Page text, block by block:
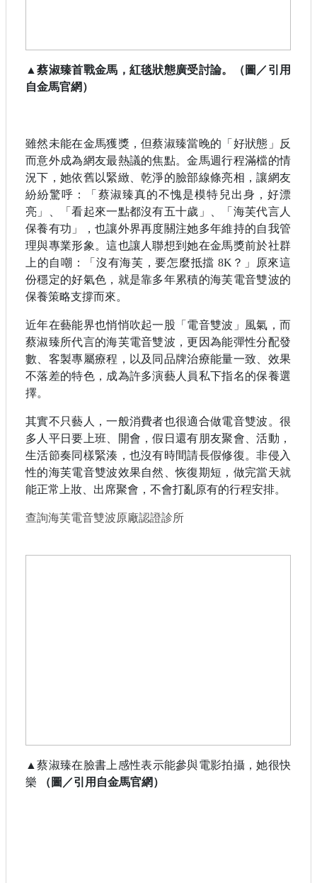
▲蔡淑臻首戰金馬，紅毯狀態廣受討論。（圖／引用
自金馬官網）
雖然未能在金馬獲獎，但蔡淑臻當晚的「好狀態」反
而意外成為網友最熱議的焦點。金馬週行程滿檔的情
況下，她依舊以緊緻、乾淨的臉部線條亮相，讓網友
紛紛驚呼：「蔡淑臻真的不愧是模特兒出身，好漂
亮」、「看起來一點都沒有五十歲」、「海芙代言人
保養有功」，也讓外界再度關注她多年維持的自我管
理與專業形象。這也讓人聯想到她在金馬獎前於社群
上的自嘲：「沒有海芙，要怎麼抵擋 8K？」原來這
份穩定的好氣色，就是靠多年累積的海芙電音雙波的
保養策略支撐而來。
近年在藝能界也悄悄吹起一股「電音雙波」風氣，而
蔡淑臻所代言的海芙電音雙波，更因為能彈性分配發
數、客製專屬療程，以及同品牌治療能量一致、效果
不落差的特色，成為許多演藝人員私下指名的保養選
擇。
其實不只藝人，一般消費者也很適合做電音雙波。很
多人平日要上班、開會，假日還有朋友聚會、活動，
生活節奏同樣緊湊，也沒有時間請長假修復。非侵入
性的海芙電音雙波效果自然、恢復期短，做完當天就
能正常上妝、出席聚會，不會打亂原有的行程安排。
查詢海芙電音雙波原廠認證診所
▲蔡淑臻在臉書上感性表示能參與電影拍攝，她很快
樂
（圖／引用自金馬官網）